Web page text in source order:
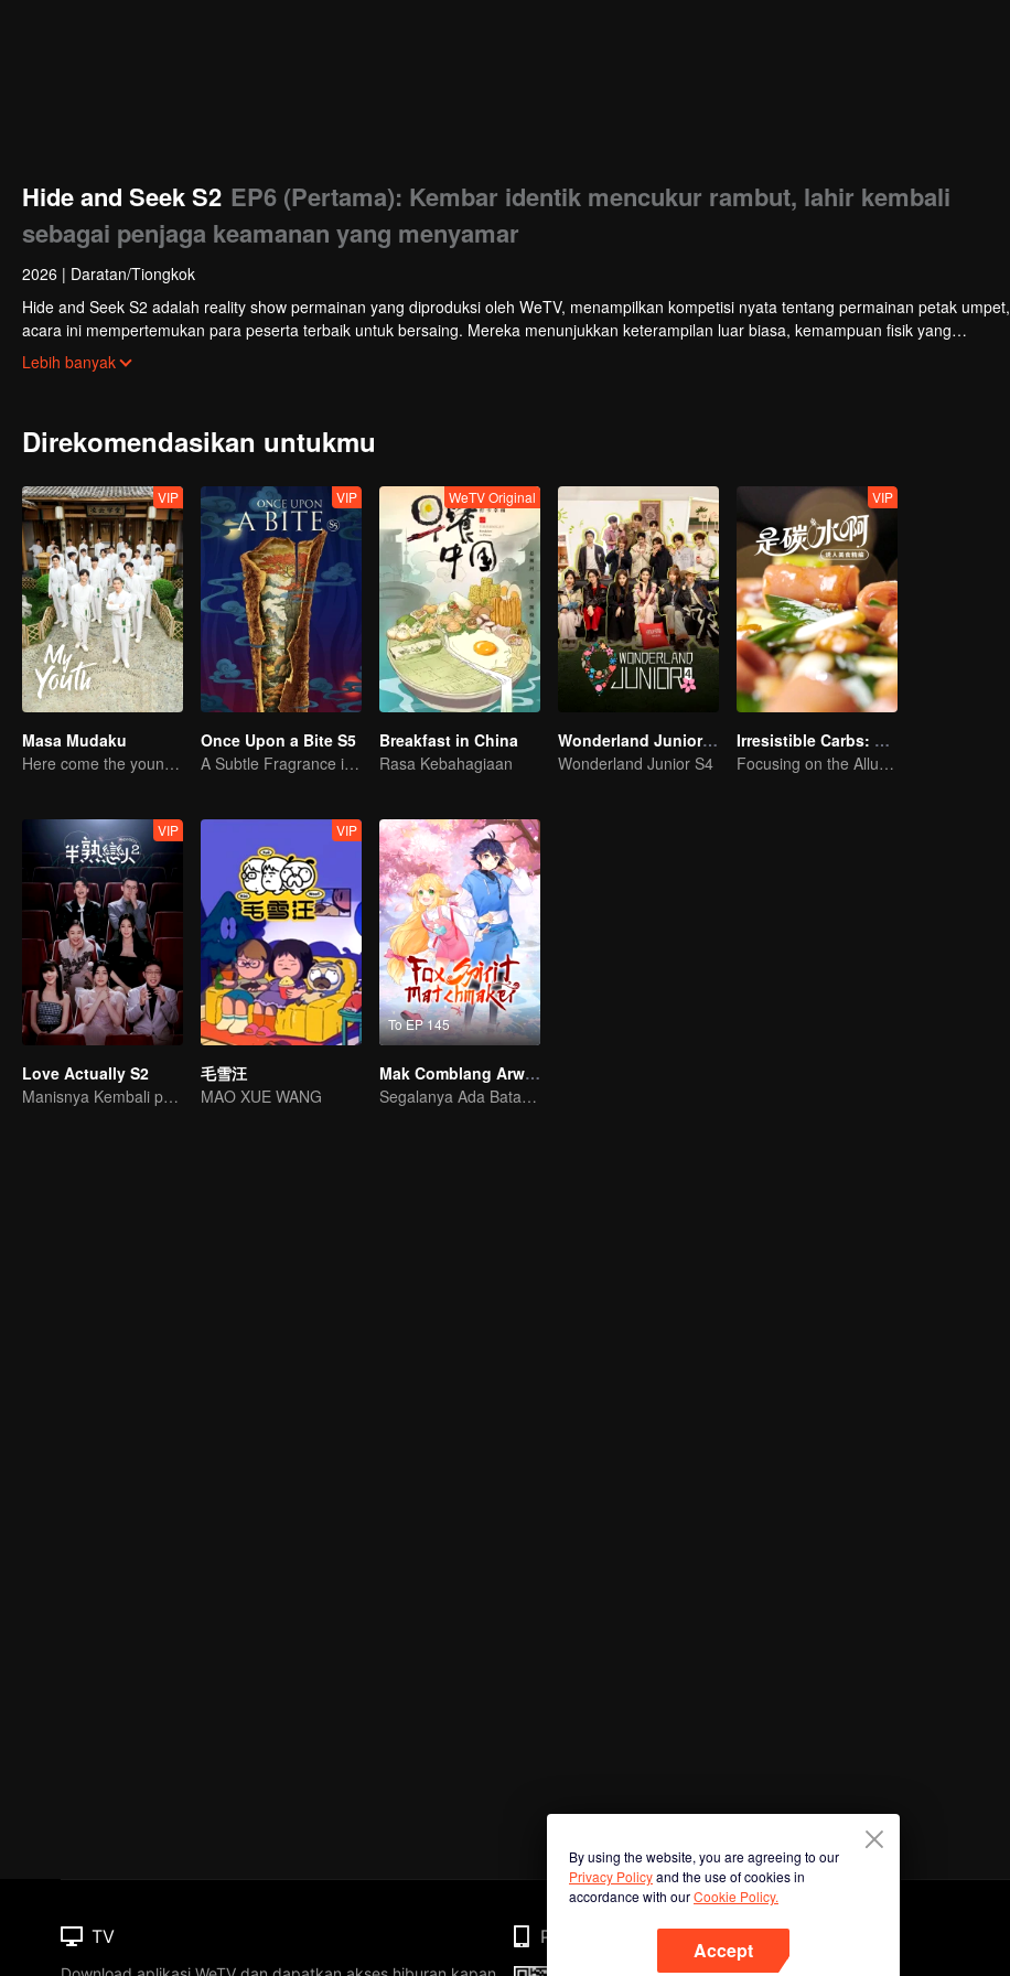
Hide and Seek S2 EP6 (Pertama): Kembar identik mencukur rambut, lahir kembali
sebagai penjaga keamanan yang menyamar
2026 | Daratan/Tiongkok
Hide and Seek S2 adalah reality show permainan yang diproduksi oleh WeTV, menampilkan kompetisi nyata tentang permainan petak umpet,
acara ini mempertemukan para peserta terbaik untuk bersaing. Mereka menunjukkan keterampilan luar biasa, kemampuan fisik yang
mengesankan, dan kecerdasan tinggi, menggunakan berbagai strategi cerdik untuk menghindari pencarian besar-besaran oleh tim pemburu.
Lebih banyak
Direkomendasikan untukmu
VIP
Masa Mudaku
Here come the young traditional culture fans!
VIP
Once Upon a Bite S5
A Subtle Fragrance in Flavor
WeTV Original
Breakfast in China
Rasa Kebahagiaan
Wonderland Junior S4
Wonderland Junior S4
VIP
Irresistible Carbs: Tempting Food Collection
Focusing on the Allure of Carbohydrate Staples
VIP
Love Actually S2
Manisnya Kembali pada 7 Februari
VIP
毛雪汪
MAO XUE WANG
To EP 145
Mak Comblang Arwah Rubah
Segalanya Ada Batasnya, Tapi Cinta dan Benci Tak Terbatas
By using the website, you are agreeing to our
Privacy Policyand the use of cookies in
accordance with ourCookie Policy.
Accept
TV Phone